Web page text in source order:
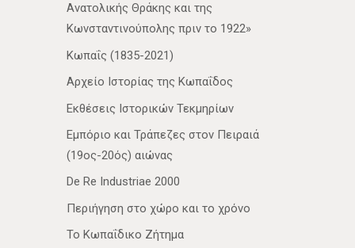
Ανατολικής Θράκης και της
Κωνσταντινούπολης πριν το 1922»
Κωπαΐς (1835-2021)
Αρχείο Ιστορίας της Κωπαΐδος
Εκθέσεις Ιστορικών Τεκμηρίων
Εμπόριο και Τράπεζες στον Πειραιά
(19ος-20ός) αιώνας
De Re Industriae 2000
Περιήγηση στο χώρο και το χρόνο
Το Κωπαΐδικο Ζήτημα